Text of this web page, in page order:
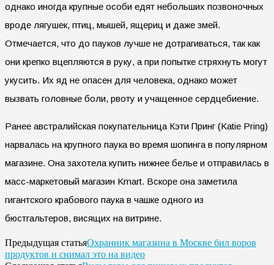
однако иногда крупные особи едят небольших позвоночных
вроде лягушек, птиц, мышей, ящериц и даже змей.
Отмечается, что до пауков лучше не дотрагиваться, так как
они крепко вцепляются в руку, а при попытке стряхнуть могут
укусить. Их яд не опасен для человека, однако может
вызвать головные боли, рвоту и учащенное сердцебиение.
Ранее австралийская покупательница Кэти Принг (Katie Pring)
нарвалась на крупного паука во время шопинга в популярном
магазине. Она захотела купить нижнее белье и отправилась в
масс-маркетовый магазин Kmart. Вскоре она заметила
гигантского крабового паука в чашке одного из
бюстгальтеров, висящих на витрине.
Предыдущая статьяОхранник магазина в Москве бил воров
продуктов и снимал это на видео